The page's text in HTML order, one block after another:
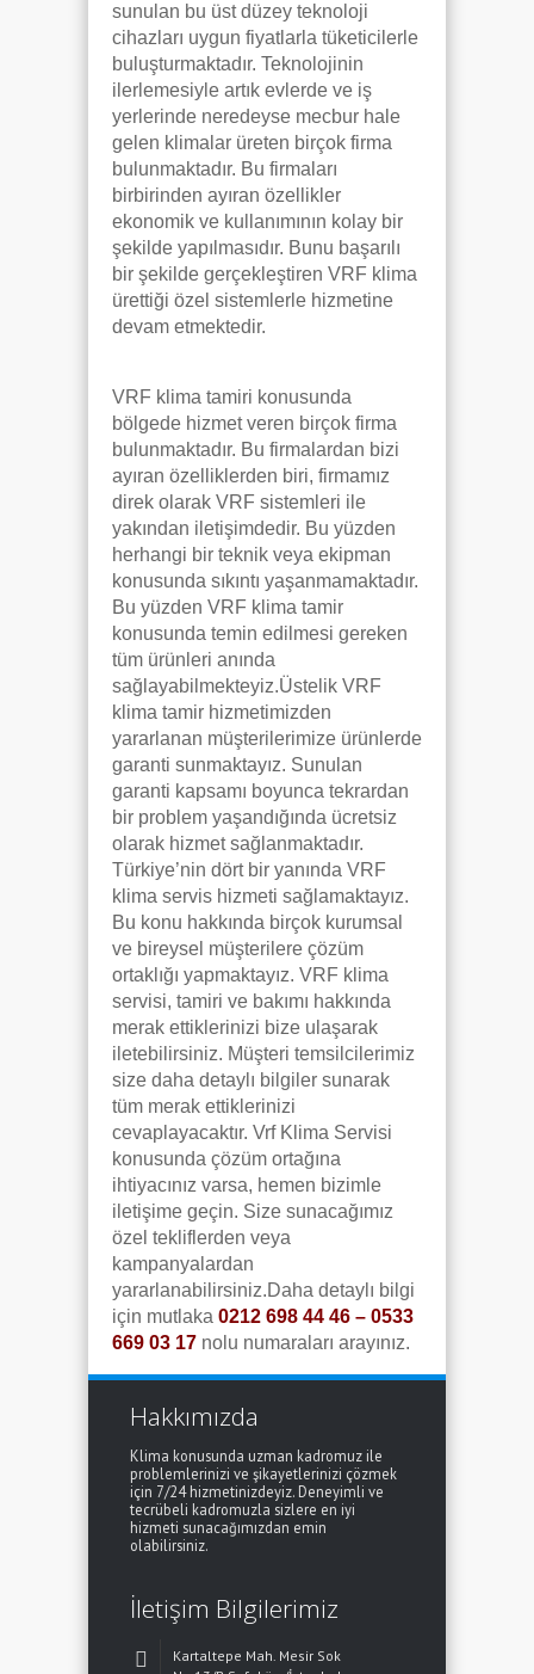
sunulan bu üst düzey teknoloji
cihazları uygun fiyatlarla tüketicilerle
buluşturmaktadır. Teknolojinin
ilerlemesiyle artık evlerde ve iş
yerlerinde neredeyse mecbur hale
gelen klimalar üreten birçok firma
bulunmaktadır. Bu firmaları
birbirinden ayıran özellikler
ekonomik ve kullanımının kolay bir
şekilde yapılmasıdır. Bunu başarılı
bir şekilde gerçekleştiren VRF klima
ürettiği özel sistemlerle hizmetine
devam etmektedir.
VRF klima tamiri konusunda
bölgede hizmet veren birçok firma
bulunmaktadır. Bu firmalardan bizi
ayıran özelliklerden biri, firmamız
direk olarak VRF sistemleri ile
yakından iletişimdedir. Bu yüzden
herhangi bir teknik veya ekipman
konusunda sıkıntı yaşanmamaktadır.
Bu yüzden VRF klima tamir
konusunda temin edilmesi gereken
tüm ürünleri anında
sağlayabilmekteyiz.Üstelik VRF
klima tamir hizmetimizden
yararlanan müşterilerimize ürünlerde
garanti sunmaktayız. Sunulan
garanti kapsamı boyunca tekrardan
bir problem yaşandığında ücretsiz
olarak hizmet sağlanmaktadır.
Türkiye’nin dört bir yanında VRF
klima servis hizmeti sağlamaktayız.
Bu konu hakkında birçok kurumsal
ve bireysel müşterilere çözüm
ortaklığı yapmaktayız. VRF klima
servisi, tamiri ve bakımı hakkında
merak ettiklerinizi bize ulaşarak
iletebilirsiniz. Müşteri temsilcilerimiz
size daha detaylı bilgiler sunarak
tüm merak ettiklerinizi
cevaplayacaktır. Vrf Klima Servisi
konusunda çözüm ortağına
ihtiyacınız varsa, hemen bizimle
iletişime geçin. Size sunacağımız
özel tekliflerden veya
kampanyalardan
yararlanabilirsiniz.Daha detaylı bilgi
için mutlaka 0212 698 44 46 – 0533
669 03 17 nolu numaraları arayınız.
Hakkımızda
Klima konusunda uzman kadromuz ile
problemlerinizi ve şikayetlerinizi çözmek
için 7/24 hizmetinizdeyiz. Deneyimli ve
tecrübeli kadromuzla sizlere en iyi
hizmeti sunacağımızdan emin
olabilirsiniz.
İletişim Bilgilerimiz
Kartaltepe Mah. Mesir Sok